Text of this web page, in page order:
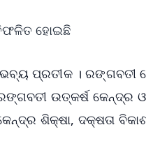
ହୋଇଛି
ପ୍ରତୀକ । ରଙ୍ଗବତୀ
ଉତ୍କର୍ଷ କେନ୍ଦ୍ର
ଶିକ୍ଷା, ଦକ୍ଷତା